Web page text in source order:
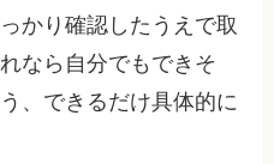
かり確認したうえで取
なら自分でもできそ
、できるだけ具体的に